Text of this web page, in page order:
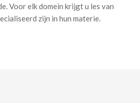
Voor elk domein krijgt u les van
zijn in hun materie.